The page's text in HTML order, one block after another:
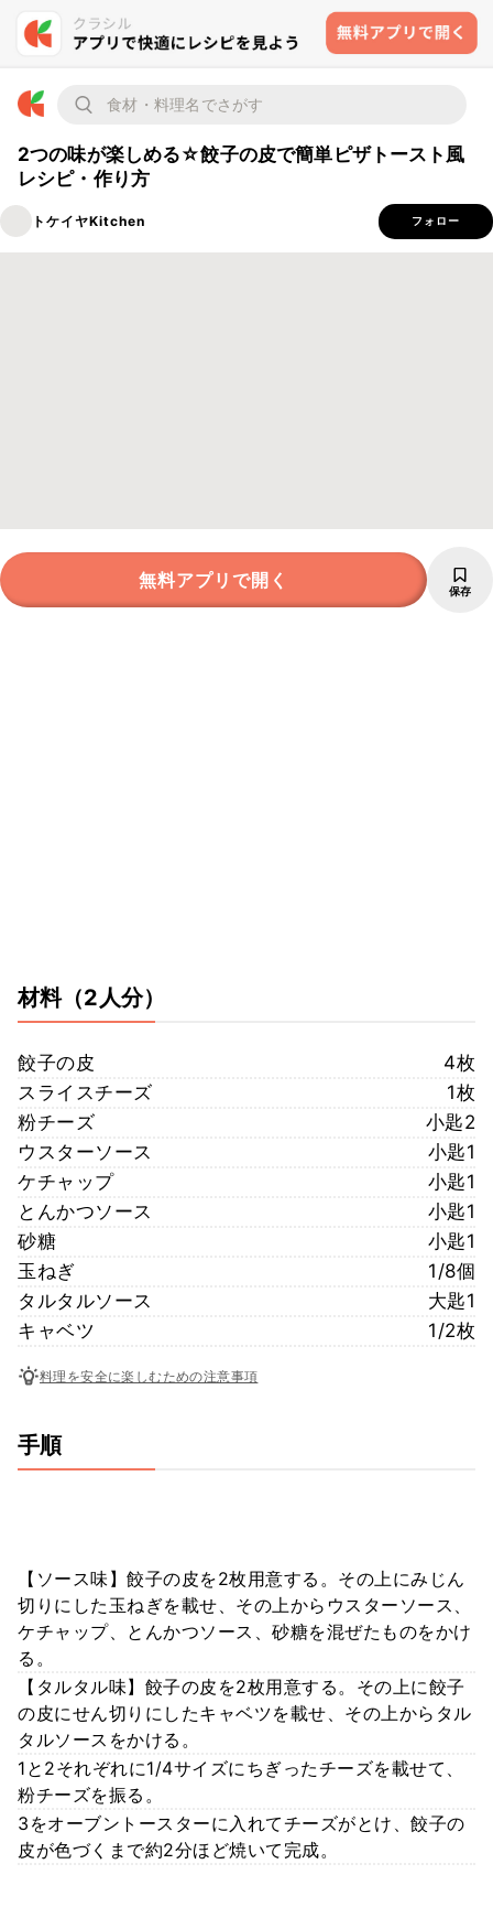
2つの味が楽しめる☆餃子の皮で簡単ピザトースト風
レシピ・作り方
トケイヤKitchen フォロー
無料アプリで開く 保存
材料（2人分）
餃子の皮
4枚
スライスチーズ
1枚
粉チーズ
小匙2
ウスターソース
小匙1
ケチャップ
小匙1
とんかつソース
小匙1
砂糖
小匙1
玉ねぎ
1/8個
タルタルソース
大匙1
キャベツ
1/2枚
料理を安全に楽しむための注意事項
手順
【ソース味】餃子の皮を2枚用意する。その上にみじん
切りにした玉ねぎを載せ、その上からウスターソース、
ケチャップ、とんかつソース、砂糖を混ぜたものをかけ
る。
【タルタル味】餃子の皮を2枚用意する。その上に餃子
の皮にせん切りにしたキャベツを載せ、その上からタル
タルソースをかける。
1と2それぞれに1/4サイズにちぎったチーズを載せて、
粉チーズを振る。
3をオーブントースターに入れてチーズがとけ、餃子の
皮が色づくまで約2分ほど焼いて完成。